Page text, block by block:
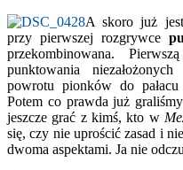
A skoro już
przy pierwszej rozgrywce
przekombinowana.
punktowania
powrotu pionków do pałacu
Potem co prawda już
jeszcze grać z kimś, kto w
się, czy nie uprościć zasad i
dwoma aspektami. Ja nie